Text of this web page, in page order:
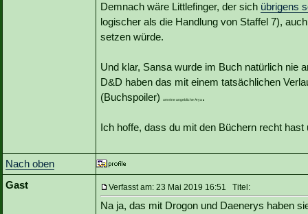
Demnach wäre Littlefinger, der sich übrigens
logischer als die Handlung von Staffel 7),
setzen würde.
Und klar, Sansa wurde im Buch natürlich nie
D&D haben das mit einem tatsächlichen
(Buchspoiler)
um eine angebliche Arya.
Ich hoffe, dass du mit den Büchern recht hast
Nach oben
Gast
Verfasst am: 23 Mai 2019 16:51 Titel:
Na ja, das mit Drogon und Daenerys haben